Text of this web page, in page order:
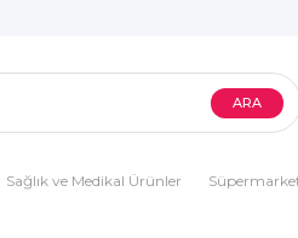
Sağlık ve Medikal Ürünler